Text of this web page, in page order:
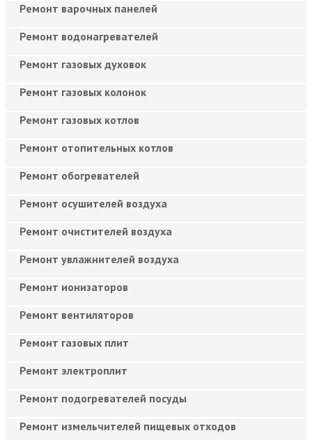
Ремонт варочных панелей
Ремонт водонагревателей
Ремонт газовых духовок
Ремонт газовых колонок
Ремонт газовых котлов
Ремонт отопительных котлов
Ремонт обогревателей
Ремонт осушителей воздуха
Ремонт очистителей воздуха
Ремонт увлажнителей воздуха
Ремонт ионизаторов
Ремонт вентиляторов
Ремонт газовых плит
Ремонт электроплит
Ремонт подогревателей посуды
Ремонт измельчителей пищевых отходов